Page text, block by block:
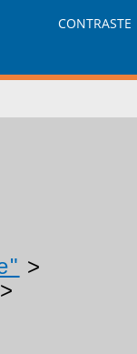
CONTRASTE
>
>